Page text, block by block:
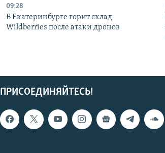
09:28
В Екатеринбурге горит склад
Wildberries после атаки дронов
ПРИСОЕДИНЯЙТЕСЬ!